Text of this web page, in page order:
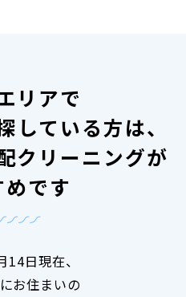
リアで
している方は、
クリーニングが
です
日現在、
お住まいの